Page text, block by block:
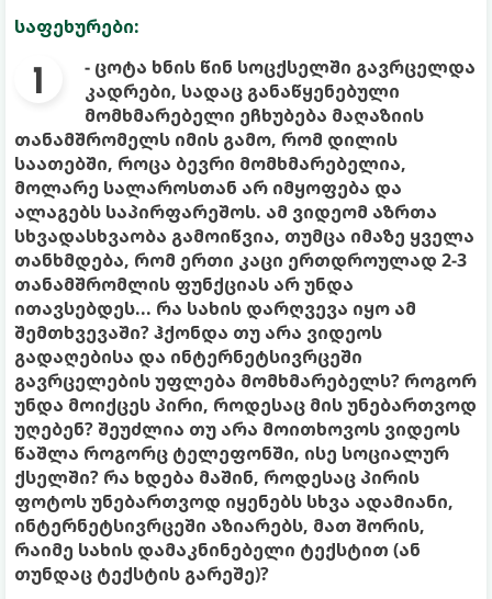
საფეხურები:
- ცოტა ხნის წინ სოცქსელში გავრცელდა
კადრები, სადაც განაწყენებული
მომხმარებელი ეჩხუბება მაღაზიის
თანამშრომელს იმის გამო, რომ დილის
საათებში, როცა ბევრი მომხმარებელია,
მოლარე სალაროსთან არ იმყოფება და
ალაგებს საპირფარეშოს. ამ ვიდეომ აზრთა
სხვადასხვაობა გამოიწვია, თუმცა იმაზე ყველა
თანხმდება, რომ ერთი კაცი ერთდროულად 2-3
თანამშრომლის ფუნქციას არ უნდა
ითავსებდეს... რა სახის დარღვევა იყო ამ
შემთხვევაში? ჰქონდა თუ არა ვიდეოს
გადაღებისა და ინტერნეტსივრცეში
გავრცელების უფლება მომხმარებელს? როგორ
უნდა მოიქცეს პირი, როდესაც მის უნებართვოდ
უღებენ? შეუძლია თუ არა მოითხოვოს ვიდეოს
წაშლა როგორც ტელეფონში, ისე სოციალურ
ქსელში? რა ხდება მაშინ, როდესაც პირის
ფოტოს უნებართვოდ იყენებს სხვა ადამიანი,
ინტერნეტსივრცეში აზიარებს, მათ შორის,
რაიმე სახის დამაკნინებელი ტექსტით (ან
თუნდაც ტექსტის გარეშე)?